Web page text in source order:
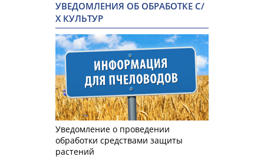
УВЕДОМЛЕНИЯ ОБ ОБРАБОТКЕ С/
Х КУЛЬТУР
Уведомление о проведении
обработки средствами защиты
растений